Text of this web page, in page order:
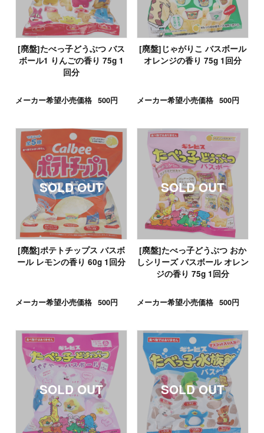
[廃盤]たべっ子どうぶつ バス
ボール1 りんごの香り 75g 1
回分
メーカー希望小売価格 500円
[廃盤]じゃがりこ バスボール
オレンジの香り 75g 1回分
メーカー希望小売価格 500円
[廃盤]ポテトチップス バスボ
ール レモンの香り 60g 1回分
メーカー希望小売価格 500円
[廃盤]たべっ子どうぶつ おか
しシリーズ バスボール オレン
ジの香り 75g 1回分
メーカー希望小売価格 500円